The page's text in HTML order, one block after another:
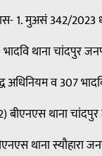
1. मुअसं 342/2023
थाना चांदपुर
व 307
थाना
थाना स्यौहारा